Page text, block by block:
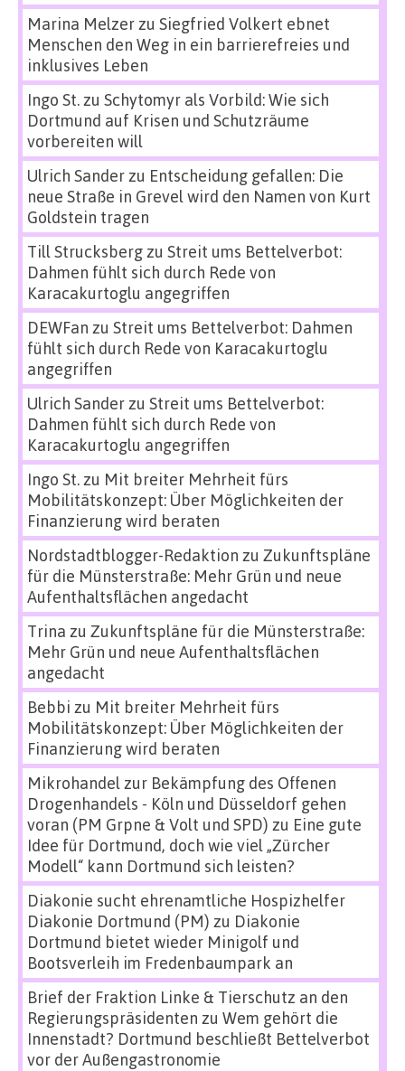
Marina Melzerzu Siegfried Volkert ebnet
Menschen den Weg in ein barrierefreies und
inklusives Leben
Ingo St.zu Schytomyr als Vorbild: Wie sich
Dortmund auf Krisen und Schutzräume
vorbereiten will
Ulrich Sanderzu Entscheidung gefallen: Die
neue Straße in Grevel wird den Namen von Kurt
Goldstein tragen
Till Strucksbergzu Streit ums Bettelverbot:
Dahmen fühlt sich durch Rede von
Karacakurtoglu angegriffen
DEWFan zu Streit ums Bettelverbot: Dahmen
fühlt sich durch Rede von Karacakurtoglu
angegriffen
Ulrich Sanderzu Streit ums Bettelverbot:
Dahmen fühlt sich durch Rede von
Karacakurtoglu angegriffen
Ingo St.zu Mit breiter Mehrheit fürs
Mobilitätskonzept: Über Möglichkeiten der
Finanzierung wird beraten
Nordstadtblogger-Redaktion zu Zukunftspläne
für die Münsterstraße: Mehr Grün und neue
Aufenthaltsflächen angedacht
Trina zu Zukunftspläne für die Münsterstraße:
Mehr Grün und neue Aufenthaltsflächen
angedacht
Bebbi zu Mit breiter Mehrheit fürs
Mobilitätskonzept: Über Möglichkeiten der
Finanzierung wird beraten
Mikrohandel zur Bekämpfung des Offenen
Drogenhandels - Köln und Düsseldorf gehen
voran (PM Grpne & Volt und SPD) zu Eine gute
Idee für Dortmund, doch wie viel „Zürcher
Modell“ kann Dortmund sich leisten?
Diakonie sucht ehrenamtliche Hospizhelfer
Diakonie Dortmund (PM) zu Diakonie
Dortmund bietet wieder Minigolf und
Bootsverleih im Fredenbaumpark an
Brief der Fraktion Linke & Tierschutz an den
Regierungspräsidenten zu Wem gehört die
Innenstadt? Dortmund beschließt Bettelverbot
vor der Außengastronomie